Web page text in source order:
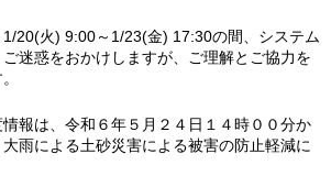
1/20(火) 9:00～1/23(金) 17:30の間、システム
迷惑をおかけしますが、ご理解とご協力を
報は、令和６年５月２４日１４時００分か
雨による土砂災害による被害の防止軽減に